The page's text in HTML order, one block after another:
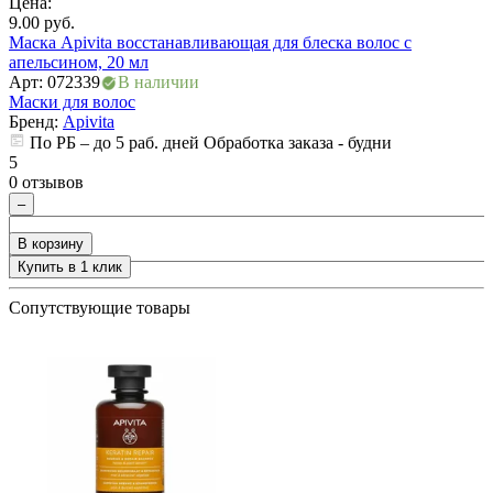
9.00 руб.
Маска Apivita восстанавливающая для блеска волос с
апельсином, 20 мл
Арт: 072339
В наличии
Маски для волос
Бренд: Apivita
По РБ – до 5 раб. дней Обработка заказа - будни
5
0 отзывов
–
+
В корзину
Купить в 1 клик
Сопутствующие товары